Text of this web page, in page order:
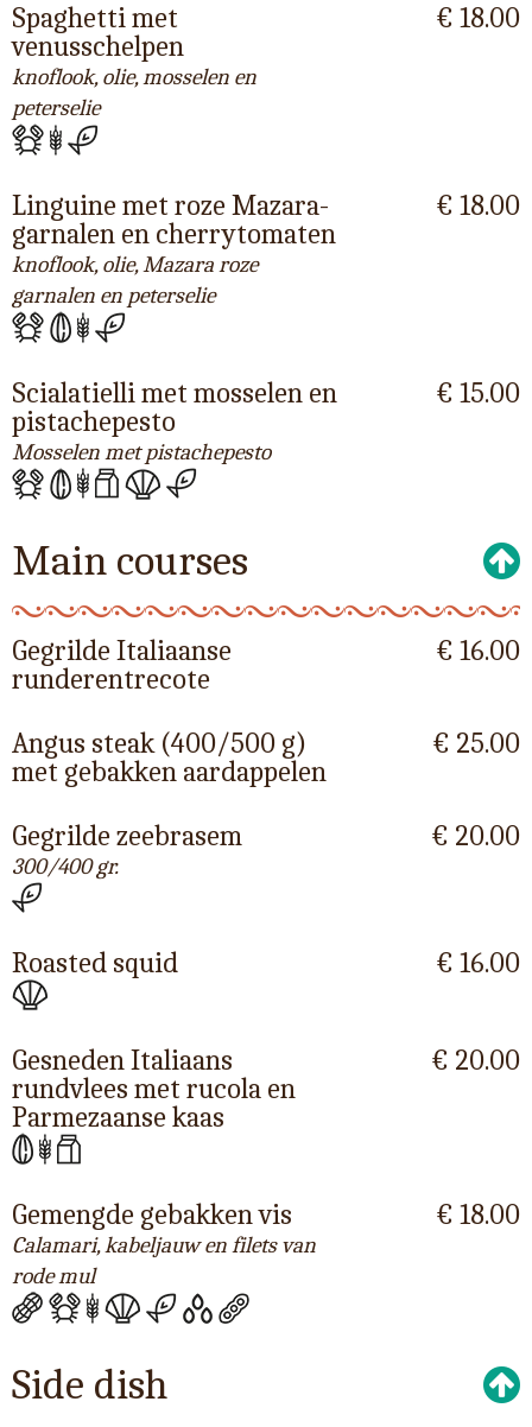
Spaghetti met
venusschelpen
knoflook, olie, mosselen en
peterselie
€ 18.00
Linguine met roze Mazara-
garnalen en cherrytomaten
knoflook, olie, Mazara roze
garnalen en peterselie
€ 18.00
Scialatielli met mosselen en
pistachepesto
Mosselen met pistachepesto
€ 15.00
Main courses
Gegrilde Italiaanse
runderentrecote
€ 16.00
Angus steak (400/500 g)
met gebakken aardappelen
€ 25.00
Gegrilde zeebrasem
300/400 gr.
€ 20.00
Roasted squid € 16.00
Gesneden Italiaans
rundvlees met rucola en
Parmezaanse kaas
€ 20.00
Gemengde gebakken vis
Calamari, kabeljauw en filets van
rode mul
€ 18.00
Side dish